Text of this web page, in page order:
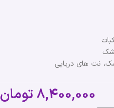
نت های دریایی
8,400,000تومان